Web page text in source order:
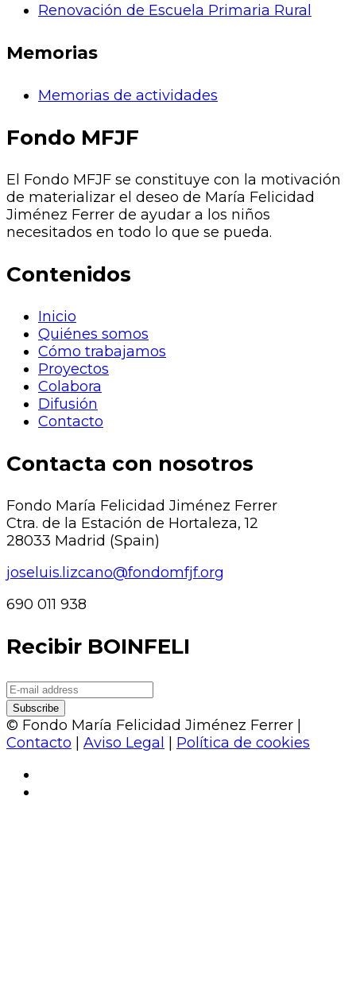
Renovación de Escuela Primaria Rural
Memorias
Memorias de actividades
Fondo MFJF
El Fondo MFJF se constituye con la motivación
de materializar el deseo de María Felicidad
Jiménez Ferrer de ayudar a los niños
necesitados en todo lo que se pueda.
Contenidos
Inicio
Quiénes somos
Cómo trabajamos
Proyectos
Colabora
Difusión
Contacto
Contacta con nosotros
Fondo María Felicidad Jiménez Ferrer
Ctra. de la Estación de Hortaleza, 12
28033 Madrid (Spain)
joseluis.lizcano@fondomfjf.org
690 011 938
Recibir BOINFELI
Subscribe
© Fondo María Felicidad Jiménez Ferrer |
Contacto
Aviso Legal Política de cookies